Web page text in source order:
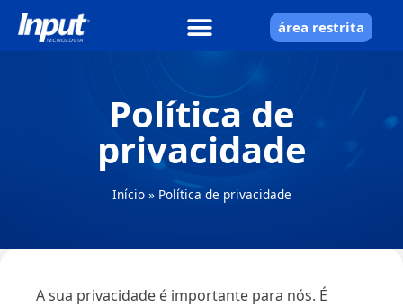
área restrita
Política de
privacidade
Início» Política de privacidade
A sua privacidade é importante para nós. É